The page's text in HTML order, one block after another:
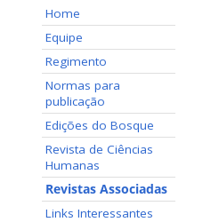
Home
Equipe
Regimento
Normas para
publicação
Edições do Bosque
Revista de Ciências
Humanas
Revistas Associadas
Links Interessantes